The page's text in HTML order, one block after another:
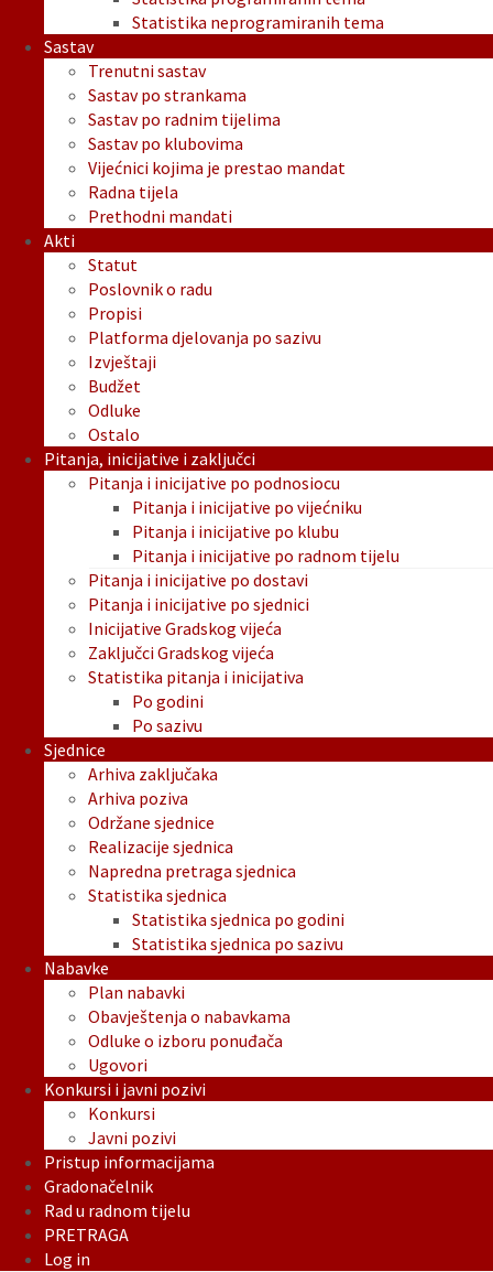
Statistika neprogramiranih tema
Sastav
Trenutni sastav
Sastav po strankama
Sastav po radnim tijelima
Sastav po klubovima
Vijećnici kojima je prestao mandat
Radna tijela
Prethodni mandati
Akti
Statut
Poslovnik o radu
Propisi
Platforma djelovanja po sazivu
Izvještaji
Budžet
Odluke
Ostalo
Pitanja, inicijative i zaključci
Pitanja i inicijative po podnosiocu
Pitanja i inicijative po vijećniku
Pitanja i inicijative po klubu
Pitanja i inicijative po radnom tijelu
Pitanja i inicijative po dostavi
Pitanja i inicijative po sjednici
Inicijative Gradskog vijeća
Zaključci Gradskog vijeća
Statistika pitanja i inicijativa
Po godini
Po sazivu
Sjednice
Arhiva zaključaka
Arhiva poziva
Održane sjednice
Realizacije sjednica
Napredna pretraga sjednica
Statistika sjednica
Statistika sjednica po godini
Statistika sjednica po sazivu
Nabavke
Plan nabavki
Obavještenja o nabavkama
Odluke o izboru ponuđača
Ugovori
Konkursi i javni pozivi
Konkursi
Javni pozivi
Pristup informacijama
Gradonačelnik
Rad u radnom tijelu
PRETRAGA
Log in